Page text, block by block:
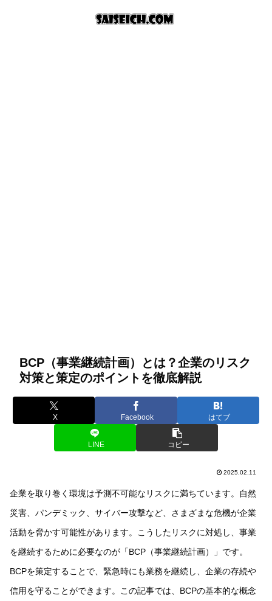
BCP（事業継続計画）とは？企業のリスク
対策と策定のポイントを徹底解説
X Facebook はてブ
LINE コピー
2025.02.11
企業を取り巻く環境は予測不可能なリスクに満ちています。自然
災害、パンデミック、サイバー攻撃など、さまざまな危機が企業
活動を脅かす可能性があります。こうしたリスクに対処し、事業
を継続するために必要なのが「BCP（事業継続計画）」です。
BCPを策定することで、緊急時にも業務を継続し、企業の存続や
信用を守ることができます。この記事では、BCPの基本的な概念